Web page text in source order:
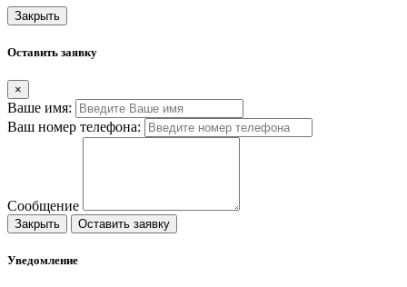
Закрыть
Оставить заявку
×
Ваше имя:
Ваш номер телефона:
Сообщение
Закрыть Оставить заявку
Уведомление